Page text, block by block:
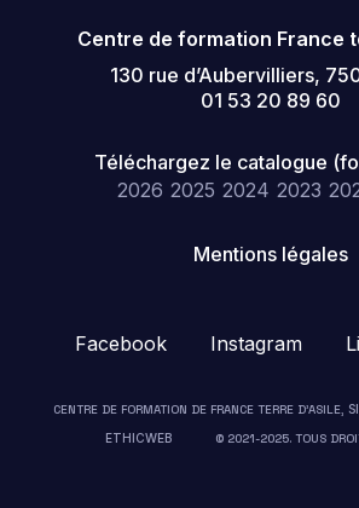
Centre de formation France
130 rue d’Aubervilliers,
01 53 20 89 60
Téléchargez le catalogue
2026 2025 2024 2023
Mentions légales
Facebook Instagram
CENTRE DE FORMATION DE FRANCE TERRE D’ASILE,
ETHICWEB
© 2021-2025. TOUS